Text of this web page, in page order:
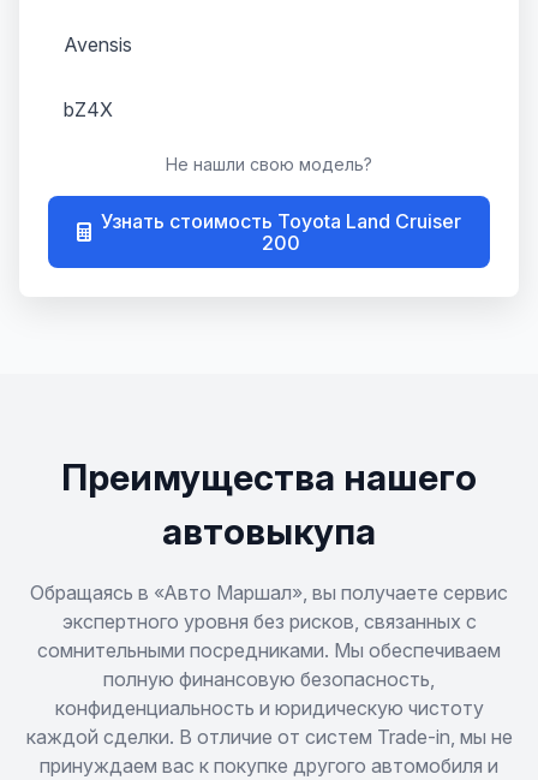
Avensis
bZ4X
Carina E
Chaser
Corolla Fielder
FJ Cruiser
Fortuner
GR Supra
Не нашли свою модель?
Узнать стоимость Toyota Land Cruiser
200
Преимущества нашего
автовыкупа
Обращаясь в «Авто Маршал», вы получаете сервис
экспертного уровня без рисков, связанных с
сомнительными посредниками. Мы обеспечиваем
полную финансовую безопасность,
конфиденциальность и юридическую чистоту
каждой сделки. В отличие от систем Trade-in, мы не
принуждаем вас к покупке другого автомобиля и